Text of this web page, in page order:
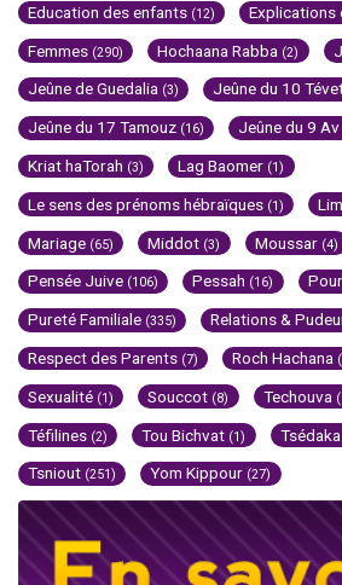
Education des enfants (12) Explications
Femmes (290) Hochaana Rabba (2)
Jeûne de Guedalia (3) Jeûne du 10
Jeûne du 17 Tamouz (16) Jeûne du 9 Av
Kriat haTorah (3) Lag Baomer (1)
Le sens des prénoms hébraïques (1)
Mariage (65) Middot (3) Moussar (4)
Pensée Juive (106) Pessah (16)
Pureté Familiale (335) Relations &
Respect des Parents (7) Roch Hachana
Sexualité (1) Souccot (8) Techouva
Téfilines (2) Tou Bichvat (1) Tsédaka
Tsniout (251) Yom Kippour (27)